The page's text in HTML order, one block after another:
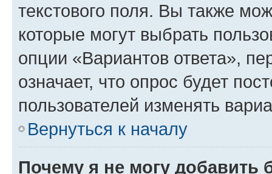
текстового поля. Вы также
которые могут выбрать
опции «Вариантов ответа»,
означает, что опрос будет
пользователей изменять
Вернуться к началу
Почему я не могу добавить